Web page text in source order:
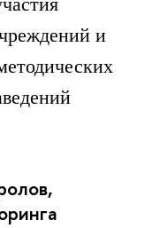
и